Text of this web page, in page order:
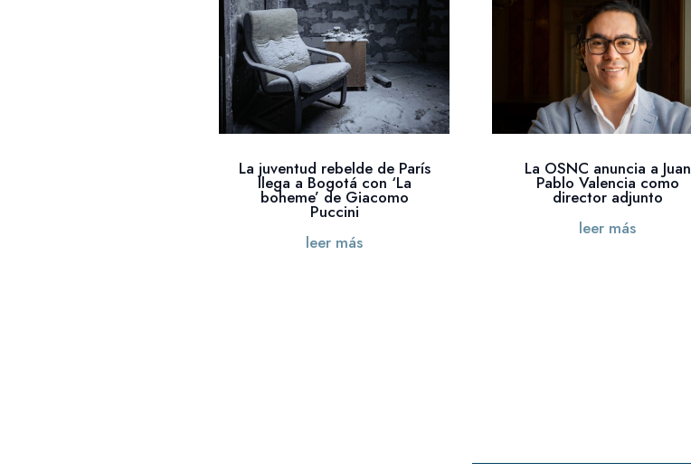
La juventud rebelde de París
llega a Bogotá con ‘La
boheme’ de Giacomo
Puccini
leer más
La OSNC anuncia a Juan
Pablo Valencia como
director adjunto
leer más